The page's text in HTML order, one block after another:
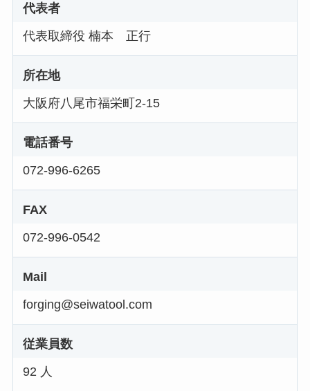
代表者
代表取締役 楠本 正行
所在地
大阪府八尾市福栄町2-15
電話番号
072-996-6265
FAX
072-996-0542
Mail
forging@seiwatool.com
従業員数
92 人